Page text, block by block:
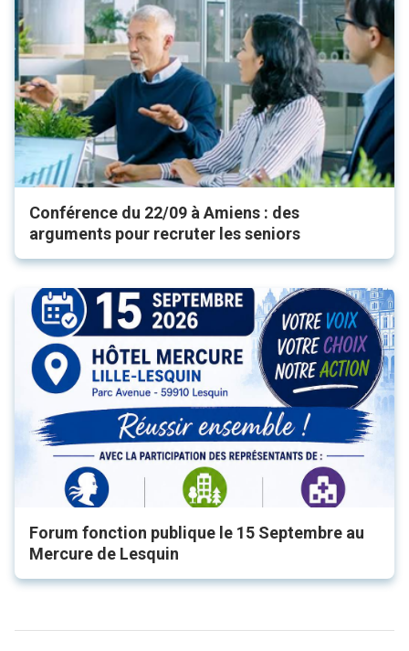
Conférence du 22/09 à Amiens : des
arguments pour recruter les seniors
Forum fonction publique le 15 Septembre au
Mercure de Lesquin